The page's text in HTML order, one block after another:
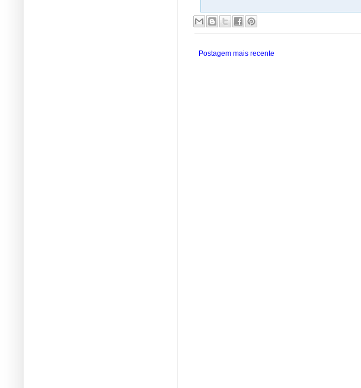
Postagem mais recente